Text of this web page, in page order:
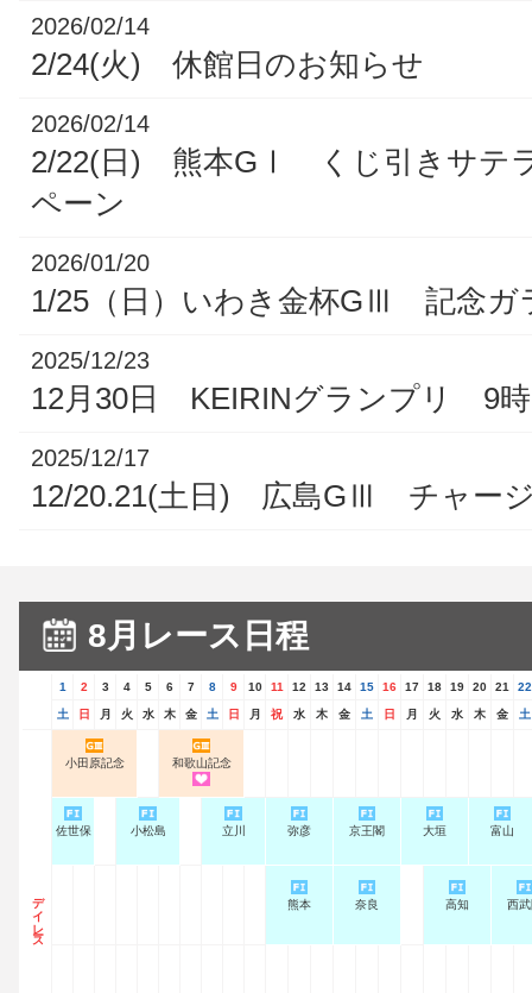
2026/02/14
2/24(火) 休館日のお知らせ
2026/02/14
2/22(日) 熊本GⅠ くじ引きサテ
ペーン
2026/01/20
1/25（日）いわき金杯GⅢ 記念ガ
2025/12/23
12月30日 KEIRINグランプリ 9時
2025/12/17
12/20.21(土日) 広島GⅢ チャー
8月レース日程
1 2 3 4 5 6 7 8 9 10 11 12 13 14 15 16 17 18 19 20 21 22
土 日 月 火 水 木 金 土 日 月 祝 水 木 金 土 日 月 火 水 木 金 土
デイレース
小田原記念 和歌山記念
佐世保 小松島 立川 弥彦 京王閣 大垣 富山
熊本 奈良 高知 西